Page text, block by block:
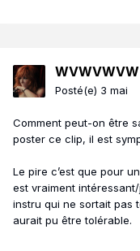
WVWVWVW
Posté(e) 3 mai
Comment peut-on être
poster ce clip, il est
Le pire c’est que pour
est vraiment
instru qui ne sortait pas
aurait pu être tolérable.